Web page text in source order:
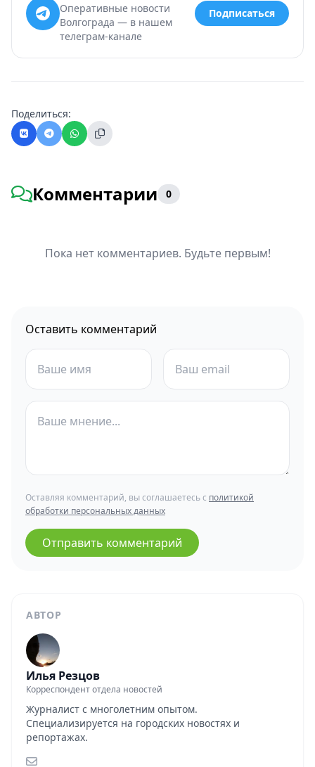
АВТОР
Илья Резцов
Корреспондент отдела новостей
Журналист с многолетним опытом.
Специализируется на городских новостях и
репортажах.
Оперативные новости
Волгограда — в нашем
телеграм-канале
Подписаться
Поделиться:
Комментарии 0
Пока нет комментариев. Будьте первым!
Оставить комментарий
Оставляя комментарий, вы соглашаетесь с политикой
обработки персональных данных
Отправить комментарий